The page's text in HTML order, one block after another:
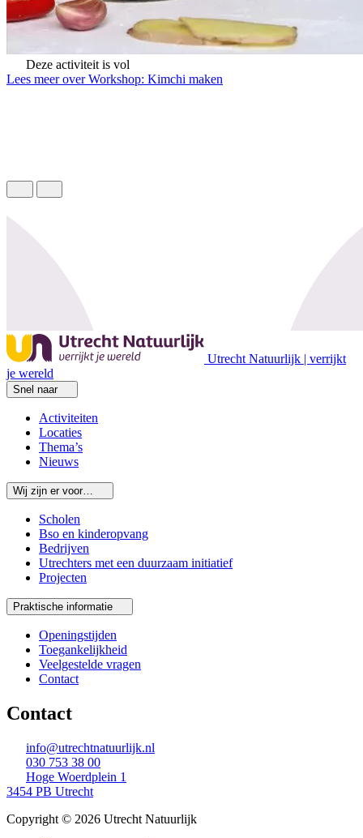
Deze activiteit is vol
Lees meer over Workshop: Kimchi maken
Utrecht Natuurlijk | verrijkt
je wereld
Snel naar
Activiteiten
Locaties
Thema’s
Nieuws
Wij zijn er voor…
Scholen
Bso en kinderopvang
Bedrijven
Utrechters met een duurzaam initiatief
Projecten
Praktische informatie
Openingstijden
Toegankelijkheid
Veelgestelde vragen
Contact
Contact
info@utrechtnatuurlijk.nl
030 753 38 00
Hoge Woerdplein 1
3454 PB Utrecht
Copyright © 2026 Utrecht Natuurlijk